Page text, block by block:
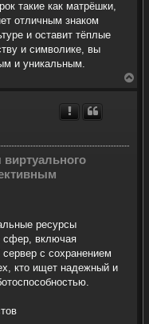
такие как матрёшки,
отличным знаком
и оставит тёплые
и символике, вы
и уникальным.
ресурсы
сфер, включая
с сохранением
кто ищет надежный и